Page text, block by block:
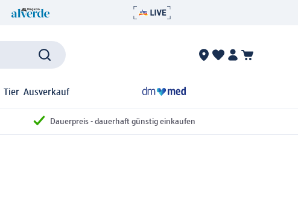
Tier Ausverkauf
Dauerpreis - dauerhaft günstig einkaufen